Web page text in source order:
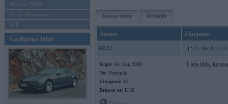
Mēneša BMW
Sērijveida tūnings
Vel...
Gadījuma bilde
Jauna tēma Atbildēt
Autors Ziņojums
kk22 23. Mar 2014,
Kopš: 04. Aug 2008
No: Ventspils
Ziņojumi: 15
Braucu ar: E 38
Lieta tāda, ka